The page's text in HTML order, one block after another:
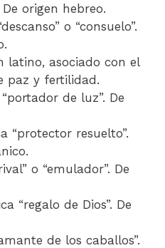
origen hebreo.
o “consuelo”.
latino, asociado con el
paz y fertilidad.
de luz”. De
“protector resuelto”.
o “emulador”. De
“regalo de Dios”. De
de los caballos”.